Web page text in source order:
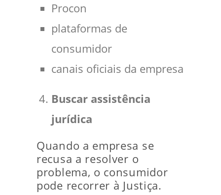
Procon
plataformas de
consumidor
canais oficiais da empresa
Buscar assistência
jurídica
Quando a empresa se
recusa a resolver o
problema, o consumidor
pode recorrer à Justiça.